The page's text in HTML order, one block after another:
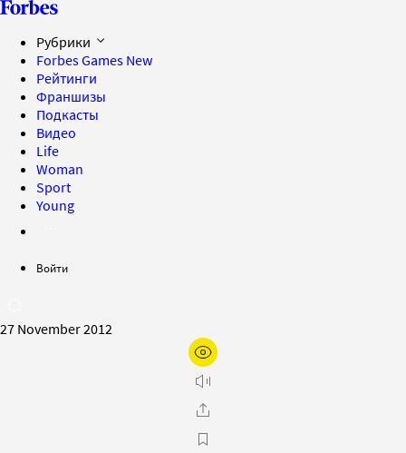
Рубрики
Forbes Games New
Рейтинги
Франшизы
Подкасты
Видео
Life
Woman
Sport
Young
Войти
27 November 2012